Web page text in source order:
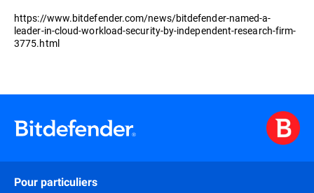
https://www.bitdefender.com/news/bitdefender-named-a-
leader-in-cloud-workload-security-by-independent-research-firm-
3775.html
Pour particuliers